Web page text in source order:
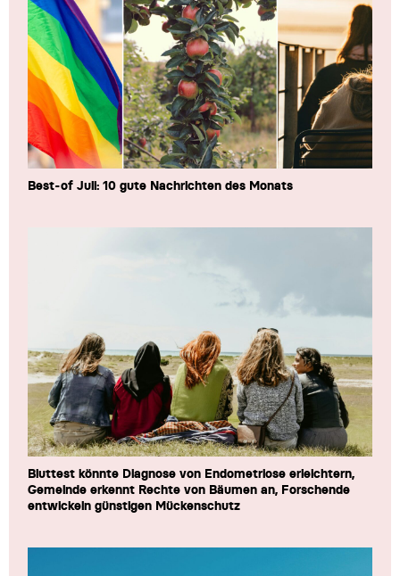
Best-of Juli: 10 gute Nachrichten des Monats
Bluttest könnte Diagnose von Endometriose erleichtern,
Gemeinde erkennt Rechte von Bäumen an, Forschende
entwickeln günstigen Mückenschutz